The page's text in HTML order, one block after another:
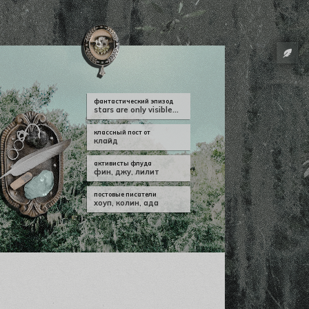
фантастический эпизод
stars are only visible...
классный пост от
клайд
активисты флуда
фин, джу, лилит
постовые писатели
хоуп, колин, ада